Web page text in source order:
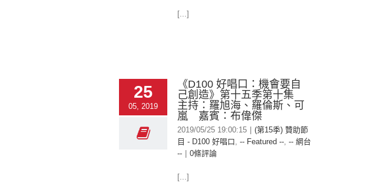
[...]
25
05, 2019
《D100 好唱口：機會要自
己創造》第十五季第十集
主持：羅旭海、羅倫斯、可
嵐 嘉賓：布偉傑
2019/05/25 19:00:15
(第15季) 贊助節
目 - D100 好唱口, -- Featured --, -- 網台
--
0條評論
[...]